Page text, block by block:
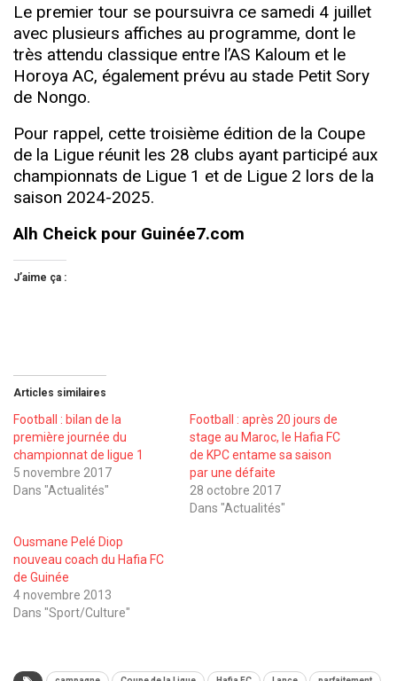
Le premier tour se poursuivra ce samedi 4 juillet
avec plusieurs affiches au programme, dont le
très attendu classique entre l’AS Kaloum et le
Horoya AC, également prévu au stade Petit Sory
de Nongo.
Pour rappel, cette troisième édition de la Coupe
de la Ligue réunit les 28 clubs ayant participé aux
championnats de Ligue 1 et de Ligue 2 lors de la
saison 2024-2025.
Alh Cheick pour Guinée7.com
J’aime ça :
Articles similaires
Football : bilan de la
première journée du
championnat de ligue 1
5 novembre 2017
Dans "Actualités"
Football : après 20 jours de
stage au Maroc, le Hafia FC
de KPC entame sa saison
par une défaite
28 octobre 2017
Dans "Actualités"
Ousmane Pelé Diop
nouveau coach du Hafia FC
de Guinée
4 novembre 2013
Dans "Sport/Culture"